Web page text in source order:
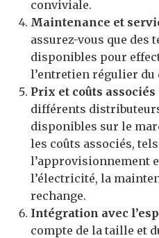
conviviale.
Maintenance et
assurez-vous que des
disponibles pour
l’entretien régulier
Prix et coûts associés
différents
disponibles sur le
les coûts associés,
l’approvisionnement
l’électricité, la
rechange.
Intégration avec
compte de la taille et